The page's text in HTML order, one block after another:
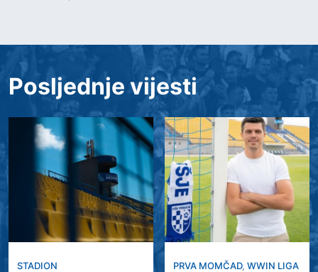
Posljednje vijesti
STADION PRVA MOMČAD,WWIN LIGA